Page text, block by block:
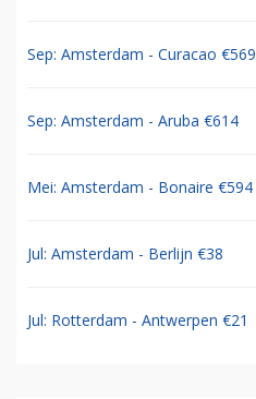
Sep: Amsterdam - Curacao €569
Sep: Amsterdam - Aruba €614
Mei: Amsterdam - Bonaire €594
Jul: Amsterdam - Berlijn €38
Jul: Rotterdam - Antwerpen €21